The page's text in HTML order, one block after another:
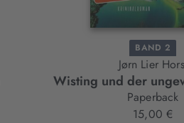
BAND 2
Jørn Lier
Wisting und der
Paperback
15,00 €